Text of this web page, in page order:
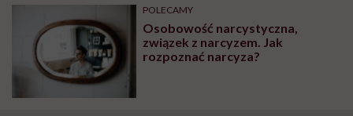
POLECAMY
Osobowość narcystyczna,
związek z narcyzem. Jak
rozpoznać narcyza?